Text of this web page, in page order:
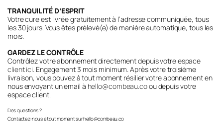
TRANQUILITÉ D’ESPRIT
Votre cure est livrée gratuitement à l’adresse communiquée, tous
les 30 jours. Vous êtes prélevé(e) de manière automatique, tous les
mois.
GARDEZ LE CONTRÔLE
Contrôlez votre abonnement directement depuis votre espace
client ici. Engagement 3 mois minimum. Après votre troisième
livraison, vous pouvez à tout moment résilier votre abonnement en
nous envoyant un email à hello@combeau.coou depuis votre
espace client.
Des questions ?
Contactez-nous à tout moment sur hello@combeau.co